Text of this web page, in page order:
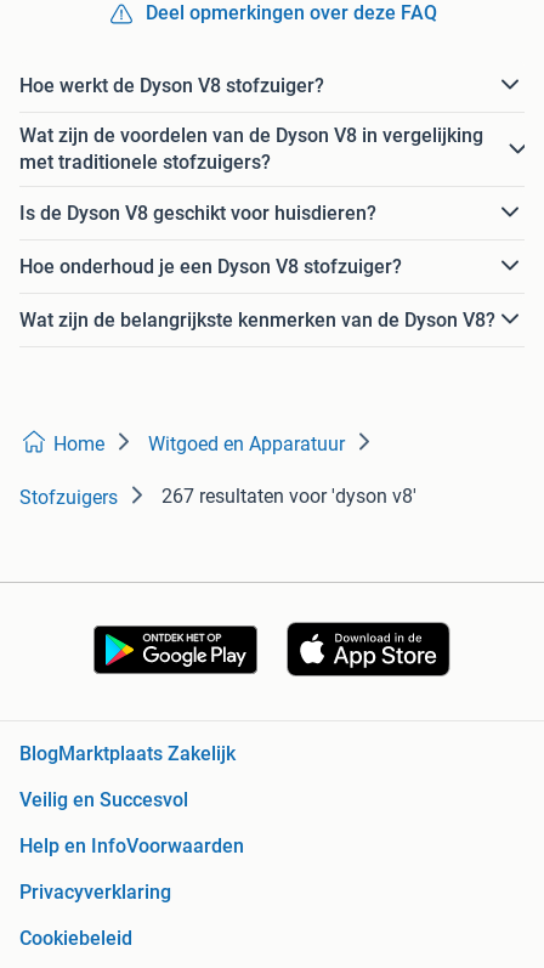
Deel opmerkingen over deze FAQ
Hoe werkt de Dyson V8 stofzuiger?
Wat zijn de voordelen van de Dyson V8 in vergelijking
met traditionele stofzuigers?
Is de Dyson V8 geschikt voor huisdieren?
Hoe onderhoud je een Dyson V8 stofzuiger?
Wat zijn de belangrijkste kenmerken van de Dyson V8?
Home Witgoed en Apparatuur
Stofzuigers 267 resultaten voor 'dyson v8'
Blog Marktplaats Zakelijk
Veilig en Succesvol
Help en InfoVoorwaarden
Privacyverklaring
Cookiebeleid